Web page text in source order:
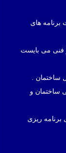
برنامه های
فنی می بایست
ساختمان و
ریزی